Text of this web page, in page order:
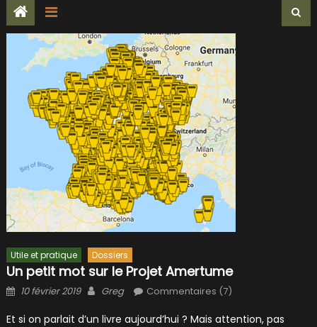
Utile et pratique Dossiers
Un petit mot sur le Projet Amertume
Posted
10 février 2019 Author
Greg Commentaires (7)
Et si on parlait d’un livre aujourd’hui ? Mais attention, pas